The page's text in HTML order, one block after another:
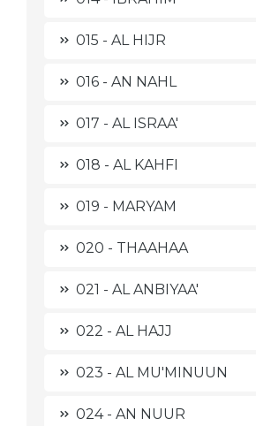
015 - AL HIJR
016 - AN NAHL
017 - AL ISRAA'
018 - AL KAHFI
019 - MARYAM
020 - THAAHAA
021 - AL ANBIYAA'
022 - AL HAJJ
023 - AL MU'MINUUN
024 - AN NUUR